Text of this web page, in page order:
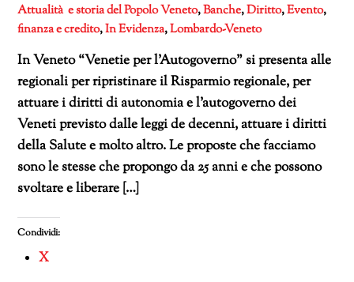
Attualità e storia del Popolo Veneto,Banche,Diritto,Evento,
finanza e credito,In Evidenza,Lombardo-Veneto
In Veneto “Venetie per l’Autogoverno” si presenta alle
regionali per ripristinare il Risparmio regionale, per
attuare i diritti di autonomia e l’autogoverno dei
Veneti previsto dalle leggi de decenni, attuare i diritti
della Salute e molto altro. Le proposte che facciamo
sono le stesse che propongo da 25 anni e che possono
svoltare e liberare […]
Condividi:
X